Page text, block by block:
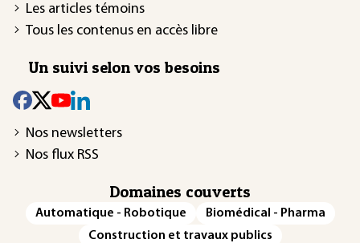
Les articles témoins
Tous les contenus en accès libre
Un suivi selon vos besoins
Nos newsletters
Nos flux RSS
Domaines couverts
Automatique - Robotique
Biomédical - Pharma
Construction et travaux publics